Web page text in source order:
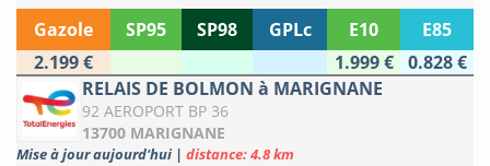
Gazole SP95 SP98 GPLc E10
E85
2.199 €
1.999 €
0.828 €
RELAIS DE BOLMON à MARIGNANE
92 AEROPORT BP 36
13700 MARIGNANE
Mise à jour aujourd'hui | distance: 4.8 km